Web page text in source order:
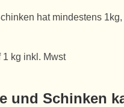
hat mindestens
1 kg inkl. Mwst
und Schinken